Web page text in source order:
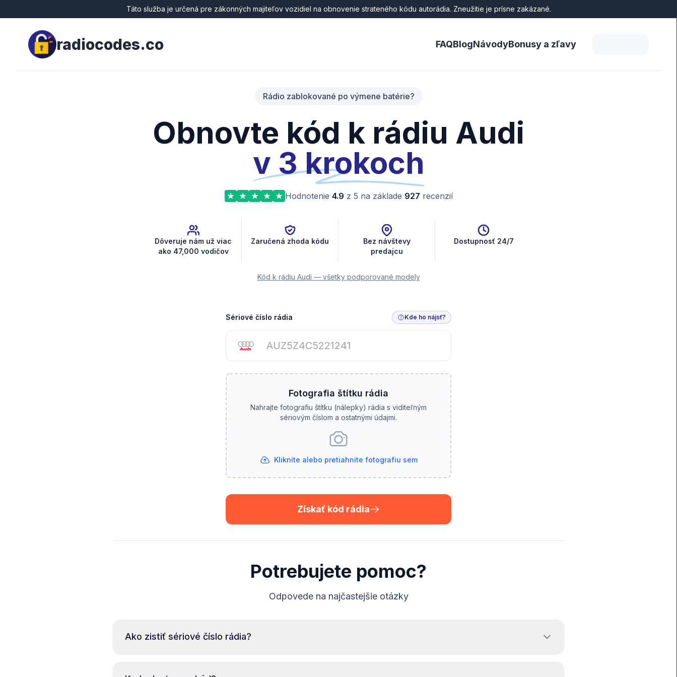
Táto služba je určená pre zákonných majiteľov vozidiel na obnovenie strateného kódu autorádia. Zneužitie je prísne zakázané.
radiocodes.co FAQBlogNávodyBonusy a zľavy
Rádio zablokované po výmene batérie?
Obnovte kód k rádiu Audi
v 3 krokoch
Hodnotenie 4.9 z 5 na základe 927 recenzií
Dôveruje nám už viac
ako 47,000 vodičov
Zaručená zhoda kódu
Bez návštevy
predajcu
Dostupnosť 24/7
Kód k rádiu Audi — všetky podporované modely
Sériové číslo rádia Kde ho nájsť?
Fotografia štítku rádia
Nahrajte fotografiu štítku (nálepky) rádia s viditeľným
sériovým číslom a ostatnými údajmi.
Kliknite alebo pretiahnite fotografiu sem
Získať kód rádia
Potrebujete pomoc?
Odpovede na najčastejšie otázky
Ako zistiť sériové číslo rádia?